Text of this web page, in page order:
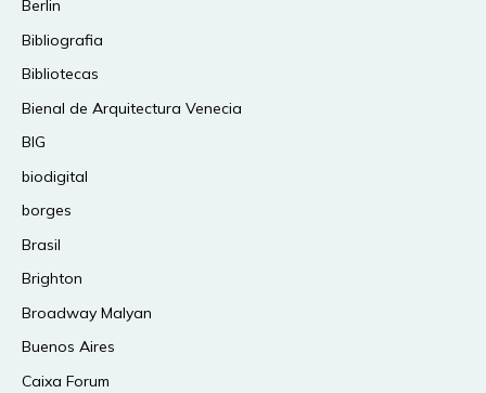
Berlin
Bibliografia
Bibliotecas
Bienal de Arquitectura Venecia
BIG
biodigital
borges
Brasil
Brighton
Broadway Malyan
Buenos Aires
Caixa Forum